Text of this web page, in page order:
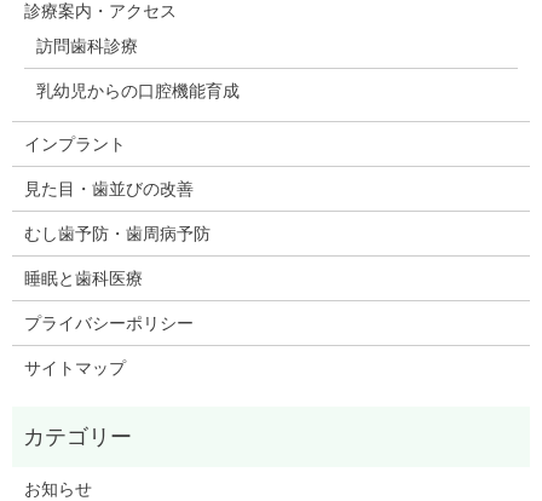
診療案内・アクセス
訪問歯科診療
乳幼児からの口腔機能育成
インプラント
見た目・歯並びの改善
むし歯予防・歯周病予防
睡眠と歯科医療
プライバシーポリシー
サイトマップ
お知らせ